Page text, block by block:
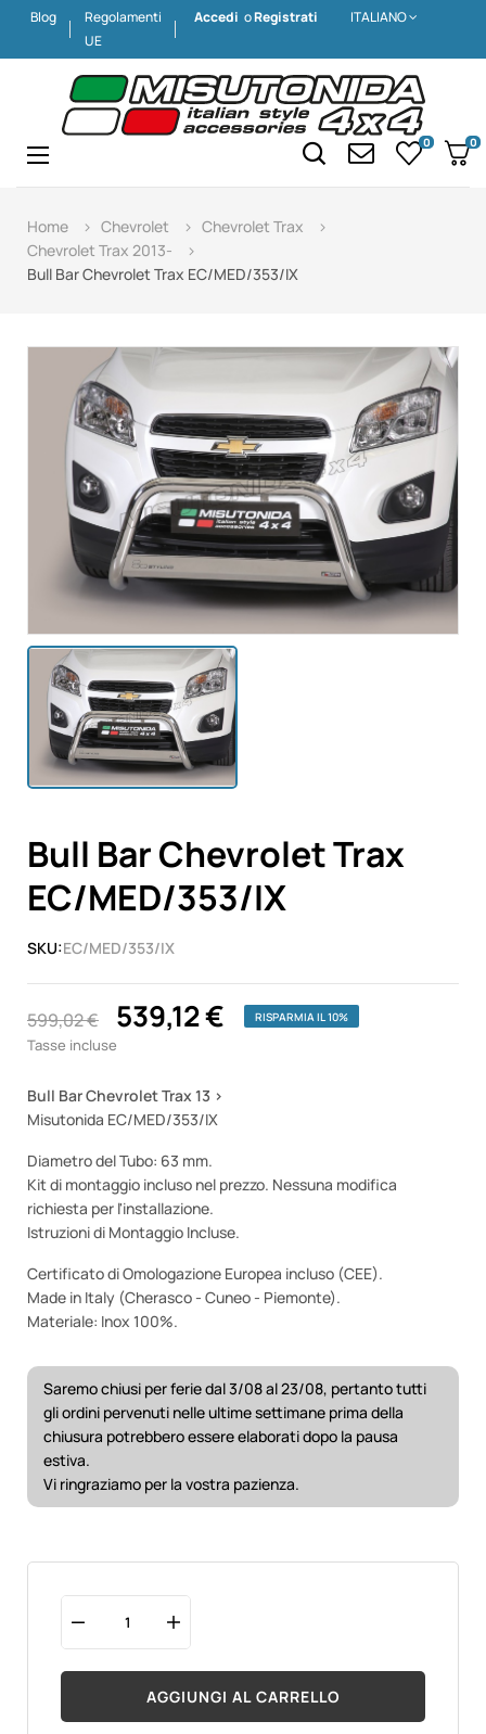
ITALIANO
Blog
Regolamenti
UE
Accedi oRegistrati
Navigazione
☰ 0 0
Home Chevrolet
Chevrolet Trax
Chevrolet Trax 2013-
Bull Bar Chevrolet Trax EC/MED/353/IX
Bull Bar Chevrolet Trax
EC/MED/353/IX
SKU:EC/MED/353/IX
599,02 € 539,12 € RISPARMIA IL 10%
Tasse incluse
Bull Bar Chevrolet Trax 13 >
Misutonida EC/MED/353/IX
Diametro del Tubo: 63 mm.
Kit di montaggio incluso nel prezzo. Nessuna modifica
richiesta per l'installazione.
Istruzioni di Montaggio Incluse.
Certificato di Omologazione Europea incluso (CEE).
Made in Italy (Cherasco - Cuneo - Piemonte).
Materiale: Inox 100%.
Saremo chiusi per ferie dal 3/08 al 23/08, pertanto tutti
gli ordini pervenuti nelle ultime settimane prima della
chiusura potrebbero essere elaborati dopo la pausa
estiva.
Vi ringraziamo per la vostra pazienza.
AGGIUNGI AL CARRELLO